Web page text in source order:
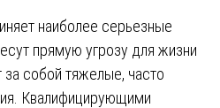
наиболее серьезные
прямую угрозу для жизни
за собой тяжелые, часто
Квалифицирующими